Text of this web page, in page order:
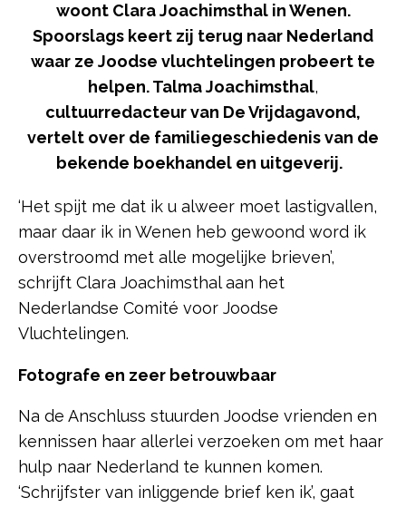
woont Clara Joachimsthal in Wenen.
Spoorslags keert zij terug naar Nederland
waar ze Joodse vluchtelingen probeert te
helpen.Talma Joachimsthal,
cultuurredacteur van De Vrijdagavond,
vertelt over de familiegeschiedenis van de
bekende boekhandel en uitgeverij.
‘Het spijt me dat ik u alweer moet lastigvallen,
maar daar ik in Wenen heb gewoond word ik
overstroomd met alle mogelijke brieven’,
schrijft Clara Joachimsthal aan het
Nederlandse Comité voor Joodse
Vluchtelingen.
Fotografe en zeer betrouwbaar
Na de Anschluss stuurden Joodse vrienden en
kennissen haar allerlei verzoeken om met haar
hulp naar Nederland te kunnen komen.
‘Schrijfster van inliggende brief ken ik’, gaat